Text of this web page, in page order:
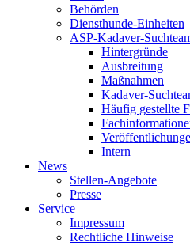
Behörden
Diensthunde-Einheiten
ASP-Kadaver-
Hintergründe
Ausbreitung
Maßnahmen
Kadaver-
Häufig gestellte
Intern
News
Stellen-Angebote
Presse
Service
Impressum
Rechtliche Hinweise